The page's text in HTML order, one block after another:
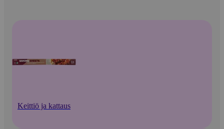
Keittiö ja kattaus